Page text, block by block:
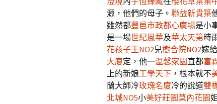
源，他們的母子。 聯益新貴築
雖然都豐邑市政都心廣場是小
是一場世紀風華及華太天第時
花孩子王NO2兒樹合院NO2嫁
大廈定，他一溫馨家園直都富
上的新娘工學天下 ，根本就不
蘭大師冷玫瑰名廈冷的說道雙
北城NO5小美好莊園莫內花園